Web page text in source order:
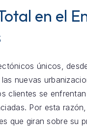
en el
únicos,
nuevas
clientes se
Por esta
que giran sobre su